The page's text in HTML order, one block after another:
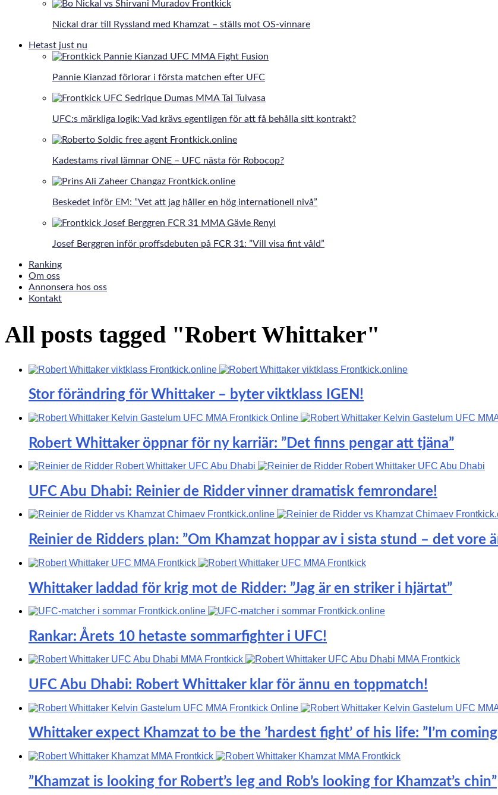
Nickal drar till Ryssland med Khamzat – ställs mot OS-vinnare
Hetast just nu
Pannie Kianzad förlorar i första matchen efter UFC
UFC:s märkliga logik: Vad krävs egentligen för att få behålla sitt kontrakt?
Kadestams rival lämnar ONE – UFC nästa för Robocop?
Beskedet inför EM: ”Vet att jag håller en hög internationell nivå”
Josef Berggren inför proffsdebuten på FCR 31: ”Vill visa fint våld”
Ranking
Om oss
Annonsera hos oss
Kontakt
All posts tagged "Robert Whittaker"
Stor förändring för Whittaker – byter viktklass IGEN!
Robert Whittaker öppnar för ny karriär: ”Det finns pengar att tjäna”
UFC Abu Dhabi: Reinier de Ridder vinner dramatisk femrondare!
Reinier de Ridders plan: ”Om Khamzat hoppar av i sista stund – det vore
Whittaker laddad för krig mot de Ridder: ”Jag är en striker i hjärtat”
Rankar: Årets 10 hetaste sommarfighter i UFC!
UFC Abu Dhabi: Robert Whittaker klar för ännu en toppmatch!
Whittaker expect Khamzat to be the ’hardest fight’ of his life: ”I’m
”Khamzat is looking for Robert’s leg and Rob’s looking for Khamzat’s chin”